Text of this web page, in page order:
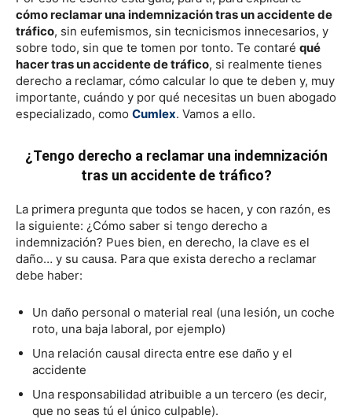
cómo reclamar una indemnización tras un accidente de
tráfico, sin eufemismos, sin tecnicismos innecesarios, y
sobre todo, sin que te tomen por tonto. Te contaré qué
hacer tras un accidente de tráfico, si realmente tienes
derecho a reclamar, cómo calcular lo que te deben y, muy
importante, cuándo y por qué necesitas un buen abogado
especializado, como Cumlex. Vamos a ello.
¿Tengo derecho a reclamar una indemnización
tras un accidente de tráfico?
La primera pregunta que todos se hacen, y con razón, es
la siguiente: ¿Cómo saber si tengo derecho a
indemnización? Pues bien, en derecho, la clave es el
daño… y su causa. Para que exista derecho a reclamar
debe haber:
Un daño personal o material real (una lesión, un coche
roto, una baja laboral, por ejemplo)
Una relación causal directa entre ese daño y el
accidente
Una responsabilidad atribuible a un tercero (es decir,
que no seas tú el único culpable).